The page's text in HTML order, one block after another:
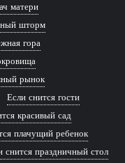
матери
шторм
гора
рынок
Если снится гости
красивый сад
плачущий ребенок
снится праздничный стол